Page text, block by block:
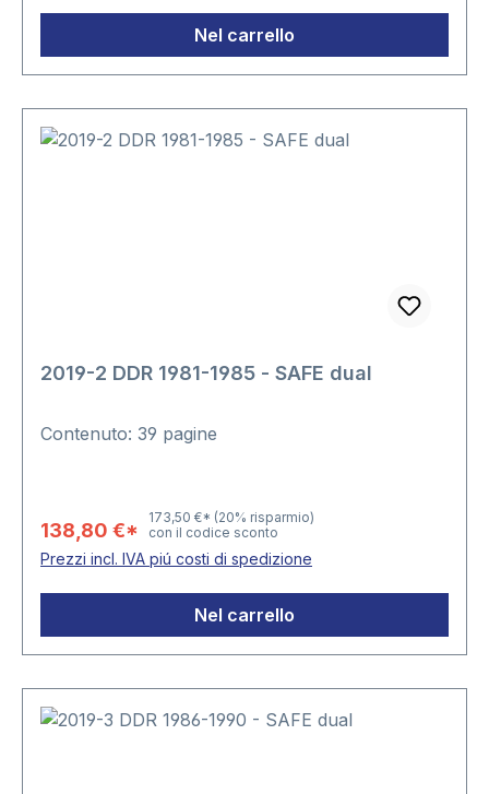
Nel carrello
2019-2 DDR 1981-1985 - SAFE dual
Contenuto: 39 pagine
138,80 €*
173,50 €* (20% risparmio)
con il codice sconto
Prezzi incl. IVA piú costi di spedizione
Nel carrello